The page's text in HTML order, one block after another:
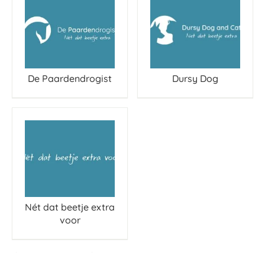
De Paardendrogist Dursy Dog
Nét dat beetje extra
voor